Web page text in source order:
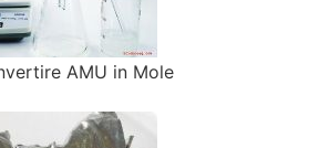
AMU in Mole